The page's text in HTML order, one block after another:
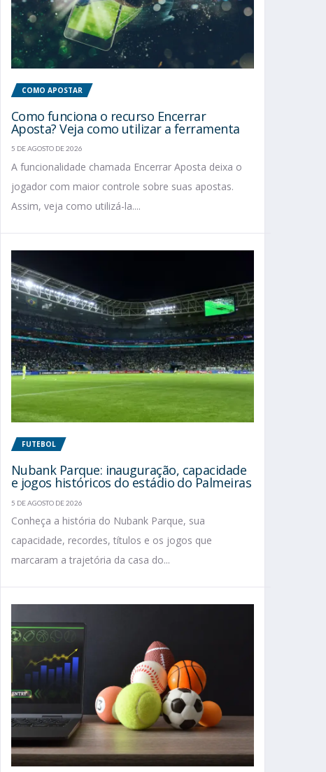
COMO APOSTAR
Como funciona o recurso Encerrar
Aposta? Veja como utilizar a ferramenta
5 DE AGOSTO DE 2026
A funcionalidade chamada Encerrar Aposta deixa o
jogador com maior controle sobre suas apostas.
Assim, veja como utilizá-la....
FUTEBOL
Nubank Parque: inauguração, capacidade
e jogos históricos do estádio do Palmeiras
5 DE AGOSTO DE 2026
Conheça a história do Nubank Parque, sua
capacidade, recordes, títulos e os jogos que
marcaram a trajetória da casa do...